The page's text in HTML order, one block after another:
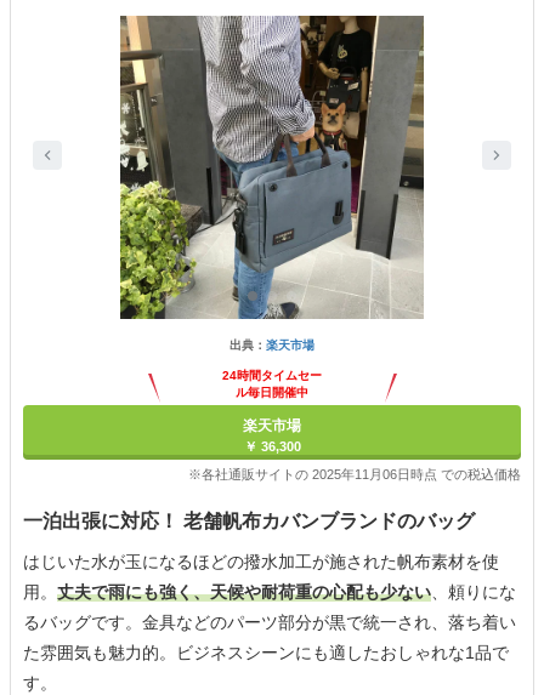
出典： 楽天市場
24時間タイムセー
ル毎日開催中
楽天市場
￥ 36,300
※各社通販サイトの 2025年11月06日時点 での税込価格
一泊出張に対応！ 老舗帆布カバンブランドのバッグ
はじいた水が玉になるほどの撥水加工が施された帆布素材を使
用。 丈夫で雨にも強く、天候や耐荷重の心配も少ない、頼りにな
るバッグです。金具などのパーツ部分が黒で統一され、落ち着い
た雰囲気も魅力的。ビジネスシーンにも適したおしゃれな1品で
す。